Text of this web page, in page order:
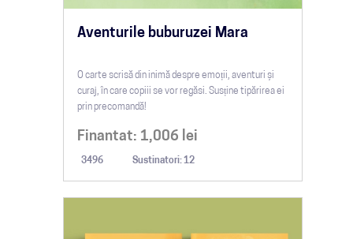
Aventurile buburuzei Mara
O carte scrisă din inimă despre emoții, aventuri și
curaj, în care copiii se vor regăsi. Susține tipărirea ei
prin precomandă!
Finantat: 1,006 lei
3496 Sustinatori: 12